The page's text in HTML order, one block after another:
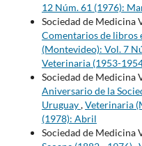
12 Núm. 61 (1976):
Sociedad de Medicina
Comentarios de libros
(Montevideo): Vol. 7
Veterinaria (1953-
Sociedad de Medicina
Aniversario de la
Uruguay,Veterinaria
(1978): Abril
Sociedad de Medicina